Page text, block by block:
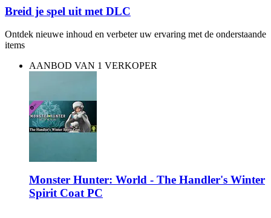
Breid je spel uit met DLC
Ontdek nieuwe inhoud en verbeter uw ervaring met de onderstaande
items
AANBOD VAN 1 VERKOPER
Monster Hunter: World - The Handler's Winter
Spirit Coat PC